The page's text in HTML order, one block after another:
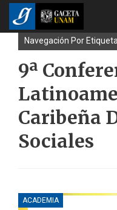
Navegación Por Etiqueta
9ª
Caribeña
Sociales
ACADEMIA